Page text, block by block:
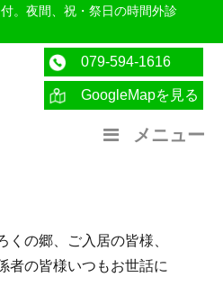
。夜間、祝・祭日の時間外診
サイト
079-594-1616
GoogleMapを見る
メニュー
くの郷、ご入居の皆様、
者の皆様いつもお世話に